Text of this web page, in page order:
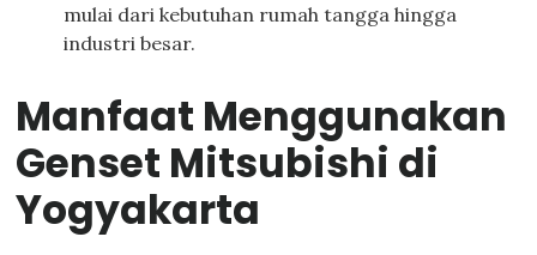
mulai dari kebutuhan rumah tangga hingga
industri besar.
Manfaat Menggunakan
Genset Mitsubishi di
Yogyakarta